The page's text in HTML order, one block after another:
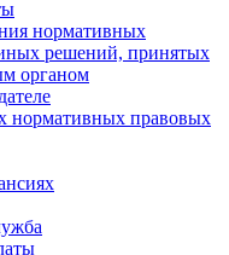
нормативных
решений, принятых
органом
нормативных правовых